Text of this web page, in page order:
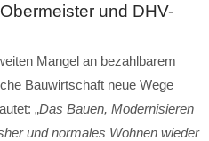
und DHV-
Mangel an bezahlbarem
Bauwirtschaft neue Wege
„Das Bauen, Modernisieren
und normales Wohnen wieder